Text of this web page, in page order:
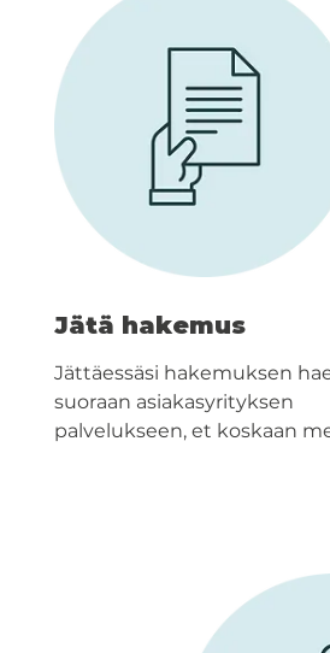
Jätä hakemus
Jättäessäsi hakemuksen
suoraan asiakasyrityksen
palvelukseen, et koskaan